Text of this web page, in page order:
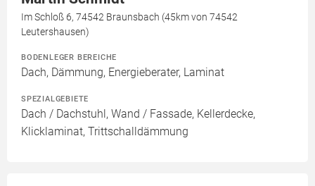
Im Schloß 6, 74542 Braunsbach (45km von 74542
Leutershausen)
BODENLEGER BEREICHE
Dach, Dämmung, Energieberater, Laminat
SPEZIALGEBIETE
Dach / Dachstuhl, Wand / Fassade, Kellerdecke,
Klicklaminat, Trittschalldämmung